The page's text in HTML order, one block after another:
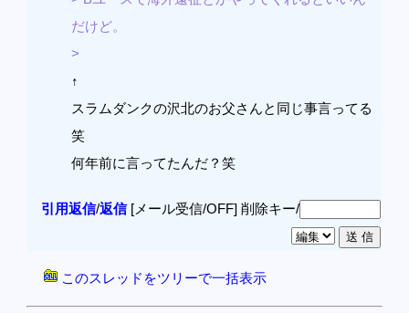
だけど。
>
↑
スラムダンクの沢北のお父さんと同じ事言ってる
笑
何年前に言ってたんだ？笑
引用返信/返信[メール受信/OFF] 削除キー/
このスレッドをツリーで一括表示